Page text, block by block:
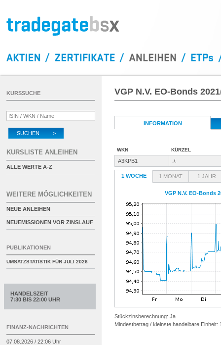
VGP N.V. EO-Bonds
INFORMATION
WKN KÜRZEL
A3KPB1 ./.
1 WOCHE 1 MONAT 1 JAHR
VGP N.V. EO-Bonds
Stückzinsberechnung: Ja
Mindestbetrag / kleinste handelbare Einheit:
KURSSUCHE
SUCHEN >
KURSLISTE ANLEIHEN
ALLE WERTE A-Z
WEITERE MÖGLICHKEITEN
NEUE ANLEIHEN
NEUEMISSIONEN VOR ZINSLAUF
PUBLIKATIONEN
UMSATZSTATISTIK FÜR JULI 2026
HANDELSZEIT
7:30 BIS 22:00 UHR
FINANZ-NACHRICHTEN
07.08.2026 / 22:06 Uhr